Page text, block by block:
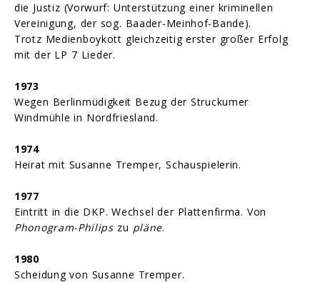
die Justiz (Vorwurf: Unterstützung einer kriminellen
Vereinigung, der sog. Baader-Meinhof-Bande).
Trotz Medienboykott gleichzeitig erster großer Erfolg
mit der LP 7 Lieder.
1973
Wegen Berlinmüdigkeit Bezug der Struckumer
Windmühle in Nordfriesland.
1974
Heirat mit Susanne Tremper, Schauspielerin.
1977
Eintritt in die DKP. Wechsel der Plattenfirma. Von
Phonogram-Philipszu pläne.
1980
Scheidung von Susanne Tremper.